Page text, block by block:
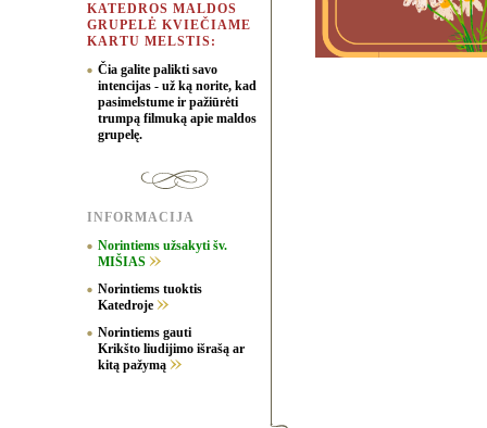
KATEDROS MALDOS
GRUPELĖ KVIEČIAME
KARTU MELSTIS:
Čia galite palikti savo
intencijas - už ką norite, kad
pasimelstume ir pažiūrėti
trumpą filmuką apie maldos
grupelę.
INFORMACIJA
Norintiems užsakyti šv.
MIŠIAS
Norintiems tuoktis
Katedroje
Norintiems gauti
Krikšto liudijimo išrašą ar
kitą pažymą